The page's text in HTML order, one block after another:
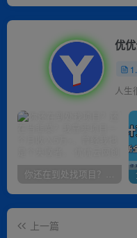
优
人生
你还在到处找项目？还在当韭菜？我靠卖项目一个月收入5万+，曾经我也是个失败者。
上一篇